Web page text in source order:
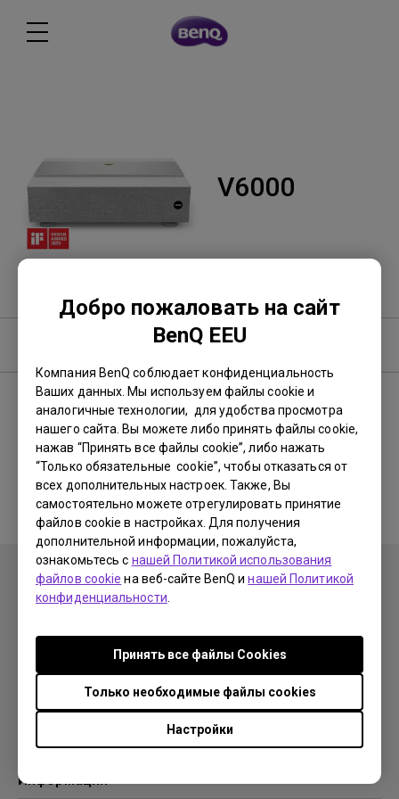
Добро пожаловать на сайт
BenQ EEU
Компания BenQ соблюдает конфиденциальность
Ваших данных. Мы используем файлы cookie и
аналогичные технологии, для удобства просмотра
нашего сайта. Вы можете либо принять файлы cookie,
нажав “Принять все файлы cookie”, либо нажать
“Только обязательные cookie”, чтобы отказаться от
всех дополнительных настроек. Также, Вы
самостоятельно можете отрегулировать принятие
файлов cookie в настройках. Для получения
дополнительной информации, пожалуйста,
ознакомьтесь с нашей Политикой использования
файлов cookie на веб-сайте BenQ инашей Политикой
конфиденциальности
Настройки
Только необходимые файлы cookies
Принять все файлы Сookies
V6000
Программное обеспечение
Соответствующие программы
и драйверы отсутствуют
Продукция
Мониторы
Решения
Поддержка
Ресурсы
Информация